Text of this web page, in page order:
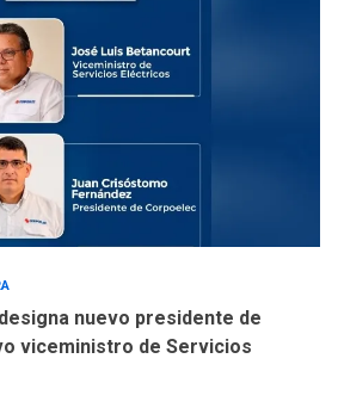
sanitarios y asumirse como
problema de orden público
REGIONALES
Alcaldía de Mariño climatiza
Núcleo del Sistema de
Orquestas Porlamar
nuevo presidente de
viceministro de Servicios